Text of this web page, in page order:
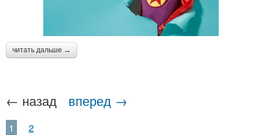
читать дальше →
← назад вперед →
1 2